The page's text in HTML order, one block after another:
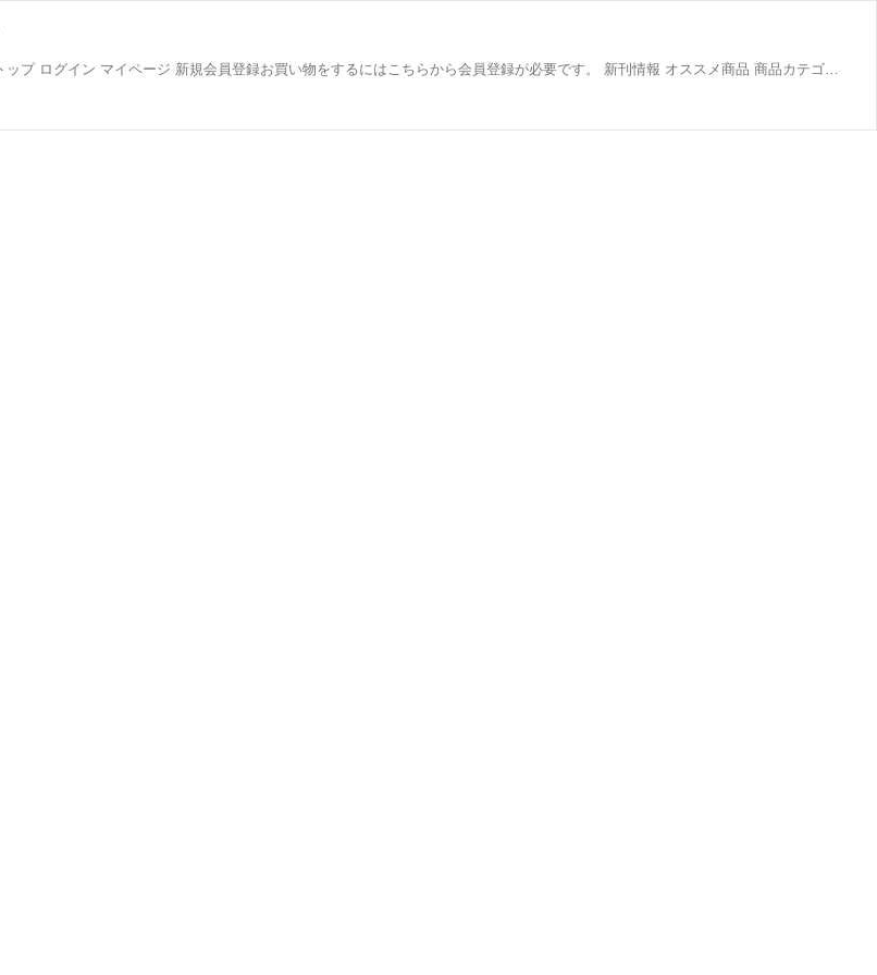
JavaScript を有効にしてご利用下さい. ゲストさん 第一法規ストアトップ ログイン マイページ 新規会員登録お買い物をするにはこちらから会員登録が必要です。 新刊情報 オススメ商品 商品カテゴリ 業種・職種 自治・行政 教育 法曹 税務 会計 企業法務 人事労務 環境 介護・福祉 その他 商品カテゴリ別 単行本 自治・行政 行政一般 議会・政策 法務全般 法制執務 政策法務 選挙 債権回収・徴収 地域主権・地方分権 建設・開発 立案審査 法令 判例 その他 教育 学校経営 教育行政 学習指導 学校保健・安全 生涯学習・文化 教育必携 その他 法曹 判例 総合法規 その他 税務 法人税...